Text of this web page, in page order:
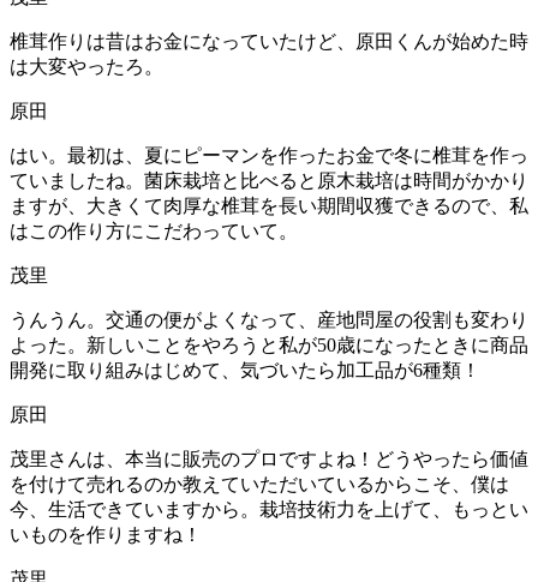
椎茸作りは昔はお金になっていたけど、原田くんが始めた時
は大変やったろ。
原田
はい。最初は、夏にピーマンを作ったお金で冬に椎茸を作っ
ていましたね。菌床栽培と比べると原木栽培は時間がかかり
ますが、大きくて肉厚な椎茸を長い期間収獲できるので、私
はこの作り方にこだわっていて。
茂里
うんうん。交通の便がよくなって、産地問屋の役割も変わり
よった。新しいことをやろうと私が50歳になったときに商品
開発に取り組みはじめて、気づいたら加工品が6種類！
原田
茂里さんは、本当に販売のプロですよね！どうやったら価値
を付けて売れるのか教えていただいているからこそ、僕は
今、生活できていますから。栽培技術力を上げて、もっとい
いものを作りますね！